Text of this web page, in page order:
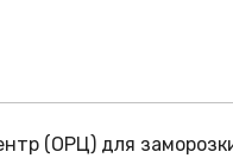
(ОРЦ) для